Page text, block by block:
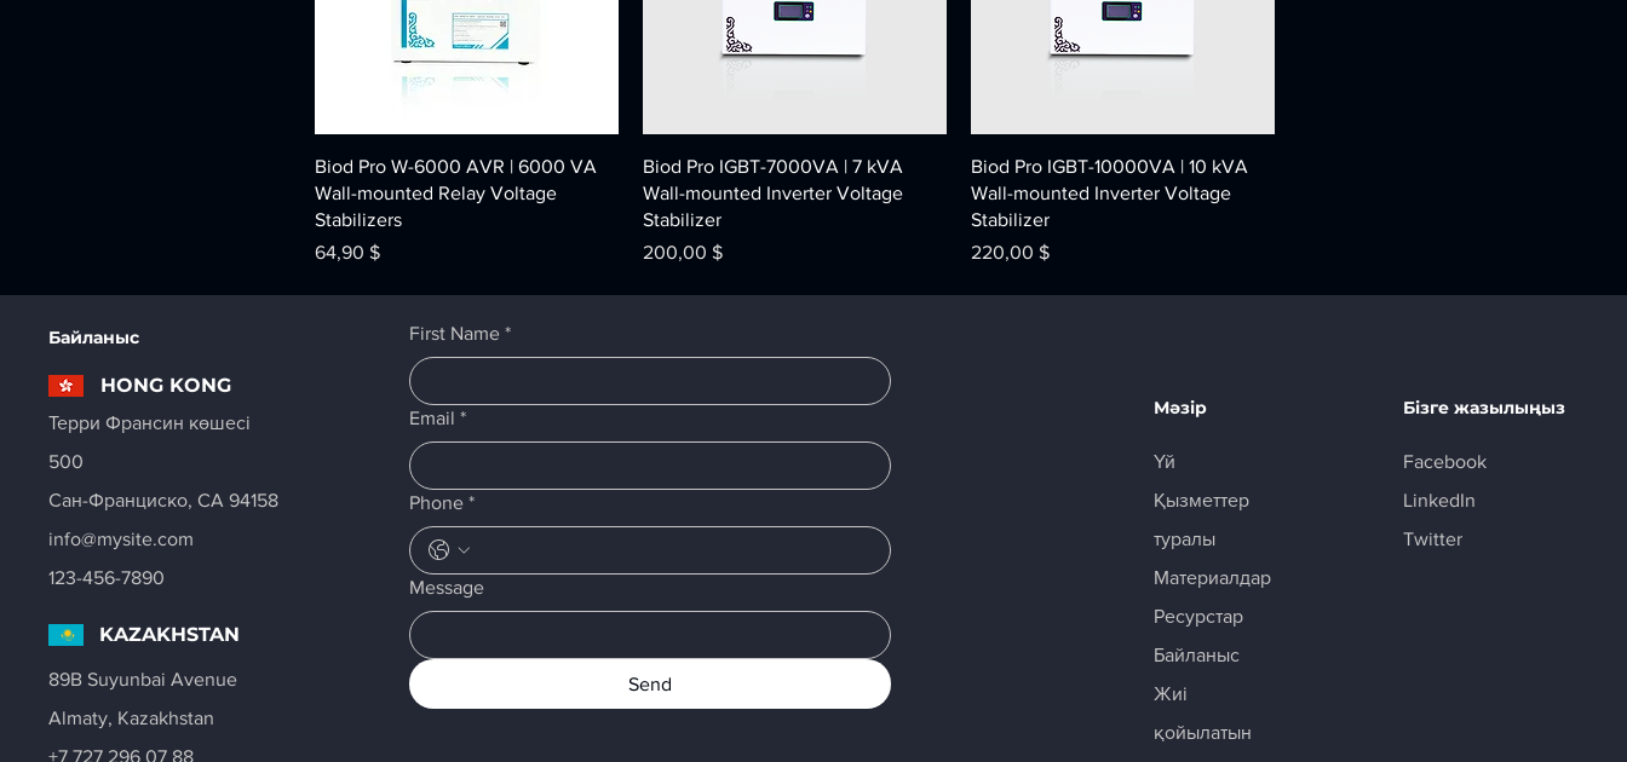
Biod Pro W-6000 AVR | 6000 VA
Wall-mounted Relay Voltage
Stabilizers
Price
64,90 $
Biod Pro IGBT-7000VA | 7 kVA
Wall-mounted Inverter Voltage
Stabilizer
Price
200,00 $
Biod Pro IGBT-10000VA | 10 kVA
Wall-mounted Inverter Voltage
Stabilizer
Price
220,00 $
Байланыс
HONG KONG
Терри Франсин көшесі
500
Сан-Франциско, CA 94158
info@mysite.com
123-456-7890
KAZAKHSTAN
89B Suyunbai Avenue
Almaty, Kazakhstan
+7 727 296 07 88
First Name *
Email *
Phone *
Message
Send
Мәзір
Үй
Қызметтер
туралы
Материалдар
Ресурстар
Байланыс
Жиі
қойылатын
Бізге жазылыңыз
Facebook
LinkedIn
Twitter